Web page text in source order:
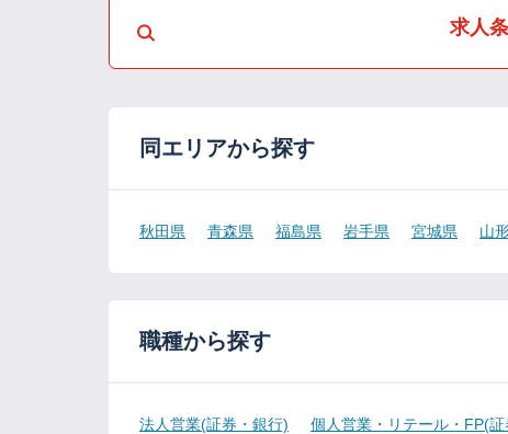
求人
同エリアから探す
秋田県 青森県 福島県 岩手県 宮城県 山
職種から探す
法人営業(証券・銀行) 個人営業・リテール・FP(